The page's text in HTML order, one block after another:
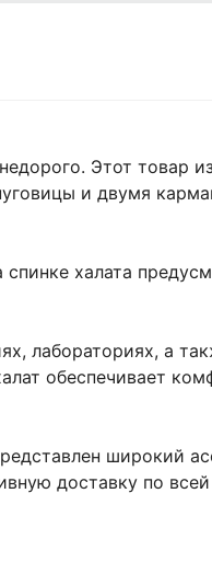
Этот товар
и двумя
халата
лабораториях, а
обеспечивает
широкий
доставку по всей